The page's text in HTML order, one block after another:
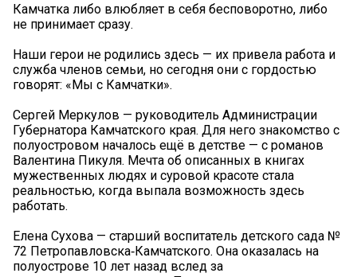
Камчатка либо влюбляет в себя бесповоротно, либо
не принимает сразу.
Наши герои не родились здесь — их привела работа и
служба членов семьи, но сегодня они с гордостью
говорят: «Мы с Камчатки».
Сергей Меркулов — руководитель Администрации
Губернатора Камчатского края. Для него знакомство с
полуостровом началось ещё в детстве — с романов
Валентина Пикуля. Мечта об описанных в книгах
мужественных людях и суровой красоте стала
реальностью, когда выпала возможность здесь
работать.
Елена Сухова — старший воспитатель детского сада №
72 Петропавловска‑Камчатского. Она оказалась на
полуострове 10 лет назад вслед за